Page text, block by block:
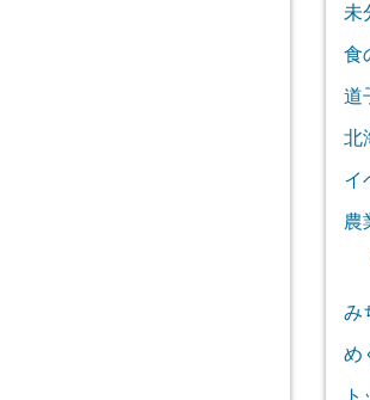
未
食
道
北
イ
農
み
め